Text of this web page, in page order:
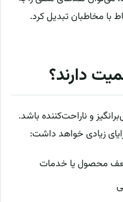
با مخاطبان تبدیل کرد.
دارند؟
و ناراحت‌کننده باشد.
زیادی خواهد داشت:
محصول یا خدمات